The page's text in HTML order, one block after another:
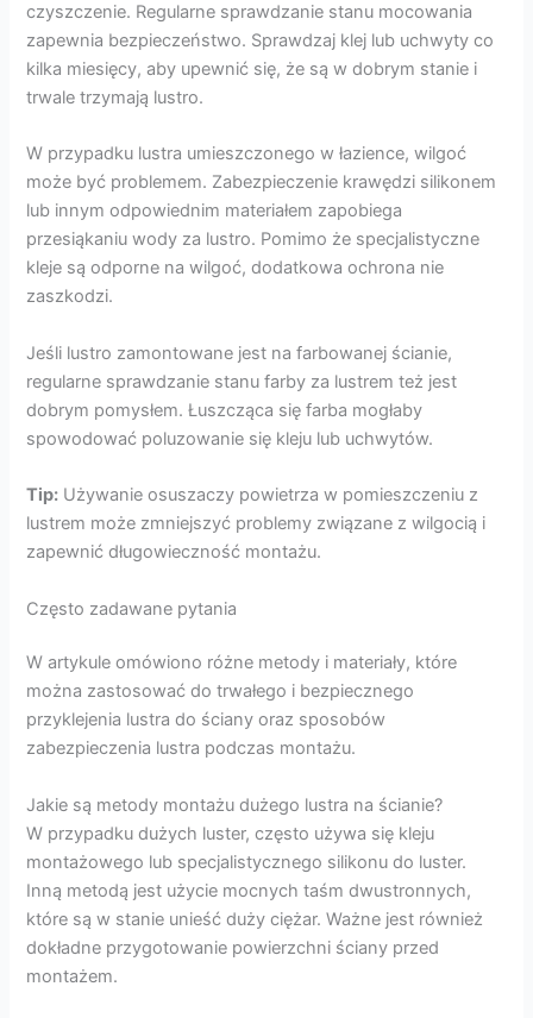
czyszczenie. Regularne sprawdzanie stanu mocowania
zapewnia bezpieczeństwo. Sprawdzaj klej lub uchwyty co
kilka miesięcy, aby upewnić się, że są w dobrym stanie i
trwale trzymają lustro.
W przypadku lustra umieszczonego w łazience, wilgoć
może być problemem. Zabezpieczenie krawędzi silikonem
lub innym odpowiednim materiałem zapobiega
przesiąkaniu wody za lustro. Pomimo że specjalistyczne
kleje są odporne na wilgoć, dodatkowa ochrona nie
zaszkodzi.
Jeśli lustro zamontowane jest na farbowanej ścianie,
regularne sprawdzanie stanu farby za lustrem też jest
dobrym pomysłem. Łuszcząca się farba mogłaby
spowodować poluzowanie się kleju lub uchwytów.
Tip: Używanie osuszaczy powietrza w pomieszczeniu z
lustrem może zmniejszyć problemy związane z wilgocią i
zapewnić długowieczność montażu.
Często zadawane pytania
W artykule omówiono różne metody i materiały, które
można zastosować do trwałego i bezpiecznego
przyklejenia lustra do ściany oraz sposobów
zabezpieczenia lustra podczas montażu.
Jakie są metody montażu dużego lustra na ścianie?
W przypadku dużych luster, często używa się kleju
montażowego lub specjalistycznego silikonu do luster.
Inną metodą jest użycie mocnych taśm dwustronnych,
które są w stanie unieść duży ciężar. Ważne jest również
dokładne przygotowanie powierzchni ściany przed
montażem.